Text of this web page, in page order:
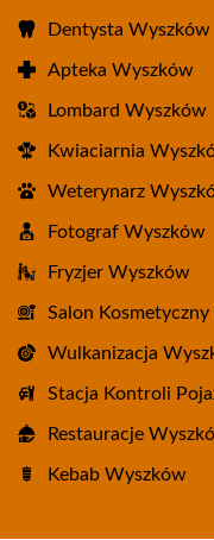
Dentysta Wyszków
Apteka Wyszków
Lombard Wyszków
Kwiaciarnia
Weterynarz
Fotograf Wyszków
Fryzjer Wyszków
Salon
Wulkanizacja
Stacja Kontroli
Restauracje
Kebab Wyszków